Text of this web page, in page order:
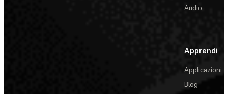
Audio
Apprendi
Applicazioni
Blog